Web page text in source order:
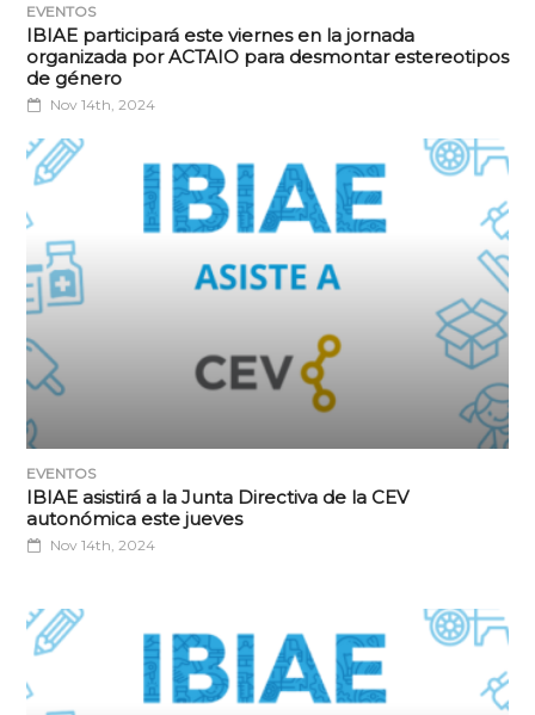
EVENTOS
IBIAE participará este viernes en la jornada
organizada por ACTAIO para desmontar estereotipos
de género
Nov 14th, 2024
EVENTOS
IBIAE asistirá a la Junta Directiva de la CEV
autonómica este jueves
Nov 14th, 2024